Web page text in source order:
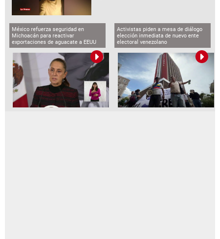
México refuerza seguridad en
Michoacán para reactivar
exportaciones de aguacate a EEUU
Activistas piden a mesa de diálogo
elección inmediata de nuevo ente
electoral venezolano